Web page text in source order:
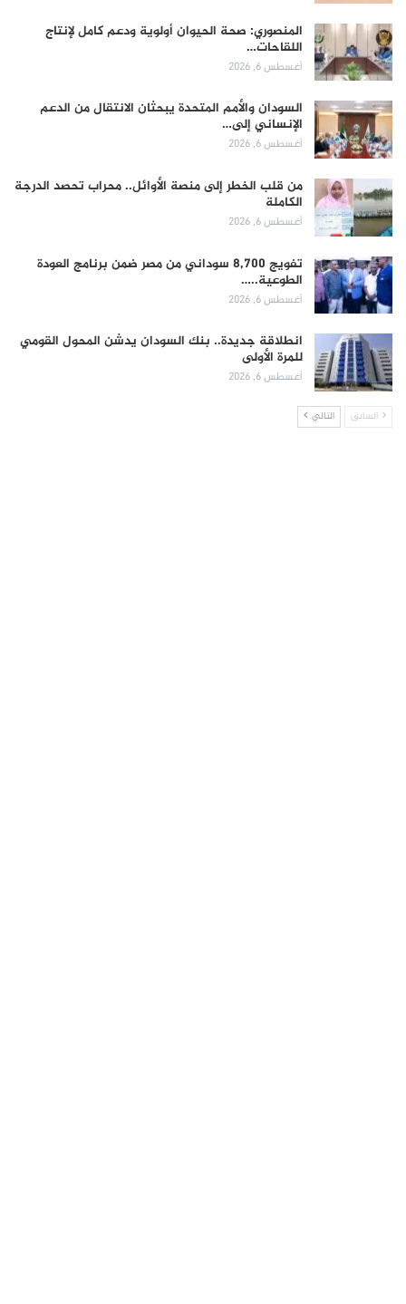
المنصوري: صحة الحيوان أولوية ودعم كامل لإنتاج
اللقاحات…
أغسطس 6, 2026
السودان والأمم المتحدة يبحثان الانتقال من الدعم
الإنساني إلى…
أغسطس 6, 2026
من قلب الخطر إلى منصة الأوائل.. محراب تحصد الدرجة
الكاملة
أغسطس 6, 2026
تفويج 8,700 سوداني من مصر ضمن برنامج العودة
الطوعية..…
أغسطس 6, 2026
انطلاقة جديدة.. بنك السودان يدشن المحول القومي
للمرة الأولى
أغسطس 6, 2026
السابق التالي